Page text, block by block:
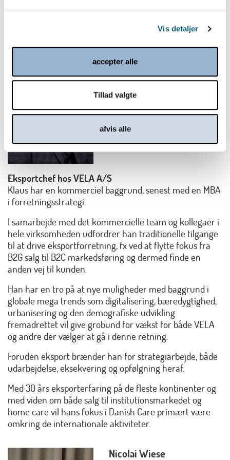
Vis detaljer
accepter alle
Tillad valgte
afvis alle
Danish.Cares medlemmer arbejder ud fra.
ke@vela.dk
Eksportchef hos VELA A/S
Klaus har en kommerciel baggrund, senest med en MBA
i forretningsstrategi.
I samarbejde med det kommercielle team og kollegaer i
hele virksomheden udfordrer han traditionelle tilgange
til at drive eksportforretning, fx ved at flytte fokus fra
B2G salg til B2C markedsføring og dermed finde en
anden vej til kunden.
Han har en tro på at nye muligheder med baggrund i
globale mega trends som digitalisering, bæredygtighed,
urbanisering og den demografiske udvikling
fremadrettet vil give grobund for vækst for både VELA
og andre der vælger at gå i denne retning.
Foruden eksport brænder han for strategiarbejde, både
udarbejdelse, eksekvering og opfølgning heraf.
Med 30 års eksporterfaring på de fleste kontinenter og
med viden om både salg til institutionsmarkedet og
home care vil hans fokus i Danish Care primært være
omkring de internationale aktiviteter.
Nicolai Wiese